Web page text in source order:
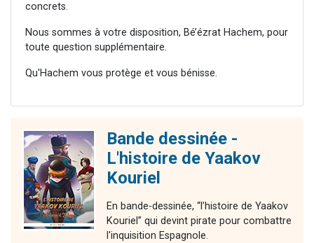
concrets.
Nous sommes à votre disposition, Bé’ézrat Hachem, pour
toute question supplémentaire.
Qu'Hachem vous protège et vous bénisse.
Bande dessinée -
L'histoire de Yaakov
Kouriel
En bande-dessinée, “l’histoire de Yaakov
Kouriel” qui devint pirate pour combattre
l'inquisition Espagnole.